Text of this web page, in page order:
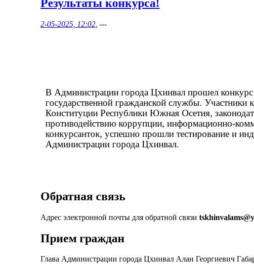
Результаты конкурса!
2-05-2025, 12:02 , ---
В Администрации города Цхинвал прошел
государственной гражданской службы. Участники
Конституции Республики Южная Осетия,
противодействию коррупции, информационно-
конкурсанток, успешно прошли тестирование и
Администрации города Цхинвал.
Обратная связь
Адрес электронной почты для обратной связи
Прием граждан
Глава Администрации города Цхинвал Алан Георгиевич